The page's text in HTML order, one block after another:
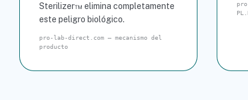
Sterilizer™ elimina completamente
este peligro biológico.
pro-lab-direct.com — mecanismo del
producto